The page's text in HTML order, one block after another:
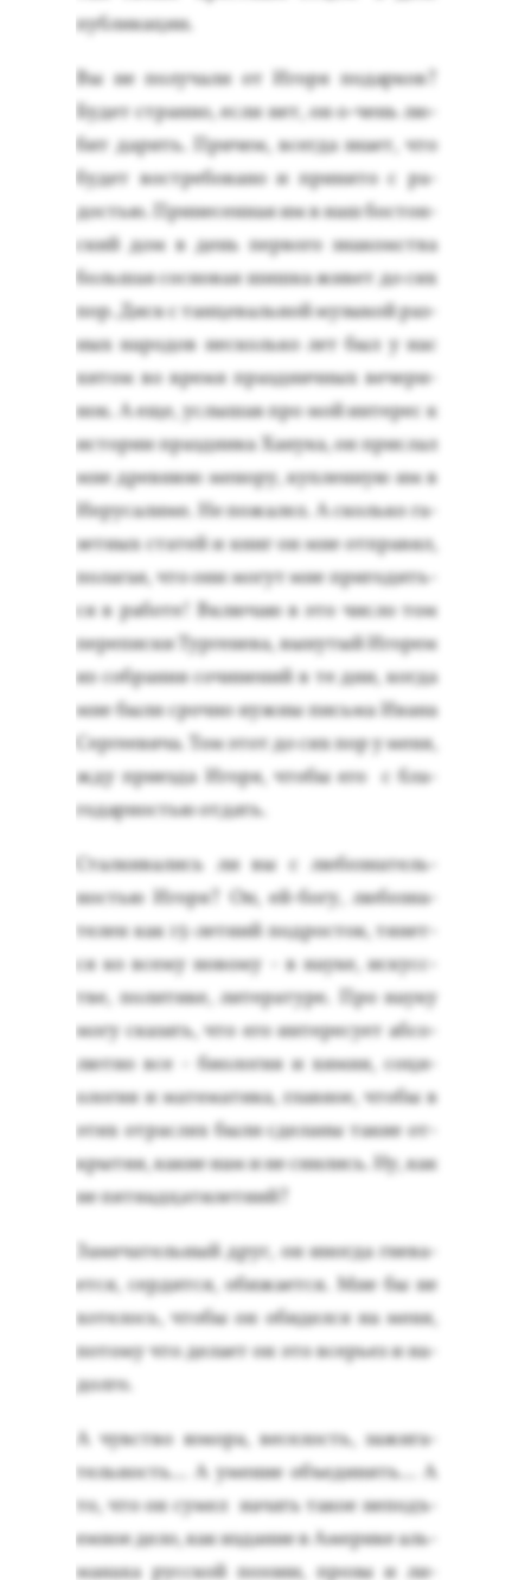
пуб­ли­кации.
Вы не по­луча­ли от Иго­ря по­дар­ков?
Бу­дет стран­но, ес­ли нет, он о-чень лю­
бит да­рить. При­чем, всег­да зна­ет, что
бу­дет вос­тре­бова­но и при­нято с ра­
достью. При­несен­ная им в наш бос­тон­
ский дом в день пер­во­го зна­комс­тва
боль­шая сос­но­вая шиш­ка жи­вет до сих
пор. Диск с тан­це­валь­ной му­зыкой раз­
ных на­родов нес­коль­ко лет был у нас
хи­том во вре­мя праз­днич­ных ве­чери­
нок. А еще, ус­лы­шав про мой ин­те­рес к
ис­то­рии праз­дни­ка Ха­нука, он прис­лал
мне древ­нюю ме­нору, куп­ленную им в
И­еру­сали­ме. Не по­жалел. А сколь­ко га­
зет­ных ста­тей и книг он мне от­пра­вил,
по­лагая, что они мо­гут мне при­годить­
ся в ра­боте! Вклю­чаю в это чис­ло том
пе­репис­ки Тур­ге­нева, вы­нутый Иго­рем
из соб­ра­ния со­чине­ний в те дни, ког­да
мне бы­ли сроч­но нуж­ны пись­ма Ива­на
Сер­ге­еви­ча. Том этот до сих пор у ме­ня,
жду при­ез­да Иго­ря, что­бы его с бла­
годар­ностью от­дать.
Стал­ки­вались ли вы с лю­боз­на­тель­
ностью Иго­ря? Он, ей-бо­гу, лю­боз­на­
телен как 15-лет­ний под­росток, тя­нет­
ся ко все­му но­вому - в на­уке, ис­кусс­
тве, по­лити­ке, ли­тера­туре. Про на­уку
мо­гу ска­зать, что его ин­те­ресу­ет аб­со­
лют­но все - би­оло­гия и хи­мия, со­ци­
оло­гия и ма­тема­тика, глав­ное, что­бы в
этих от­раслях бы­ли сде­ланы та­кие от­
кры­тия, ка­кие нам и не сни­лись. Ну, как
не пят­надца­тилет­ний?
За­меча­тель­ный друг, он иног­да гне­ва­
ет­ся, сер­дится, оби­жа­ет­ся. Мне бы не
хо­телось, что­бы он оби­дел­ся на ме­ня,
по­тому что де­ла­ет он это всерь­ез и на­
дол­го.
А чувс­тво юмо­ра, ве­селость, за­жига­
тель­ность... А уме­ние объ­еди­нять... А
то, что он су­мел на­чать та­кое не­подъ­
ем­ное де­ло, как из­да­ние в Аме­рике аль­
ма­наха рус­ской по­эзии, про­зы и ли­